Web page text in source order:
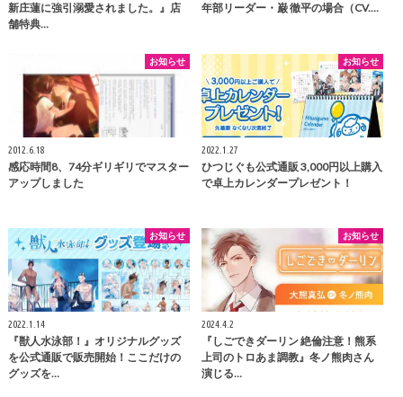
新庄蓮に強引溺愛されました。』店
舗特典…
年部リーダー・巌 徹平の場合（CV.…
お知らせ
2012.6.18
感応時間8、74分ギリギリでマスター
アップしました
お知らせ
2022.1.27
ひつじぐも公式通販 3,000円以上購入
で卓上カレンダープレゼント！
お知らせ
2022.1.14
『獣人水泳部！』オリジナルグッズ
を公式通販で販売開始！ここだけの
グッズを…
お知らせ
2024.4.2
『しごできダーリン 絶倫注意！熊系
上司のトロあま調教』冬ノ熊肉さん
演じる…